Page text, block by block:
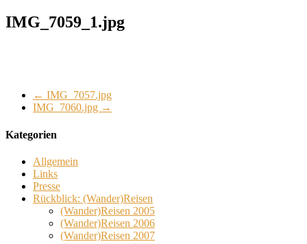
IMG_7059_1.jpg
← IMG_7057.jpg
IMG_7060.jpg →
Kategorien
Allgemein
Links
Presse
Rückblick: (Wander)Reisen
(Wander)Reisen 2005
(Wander)Reisen 2006
(Wander)Reisen 2007